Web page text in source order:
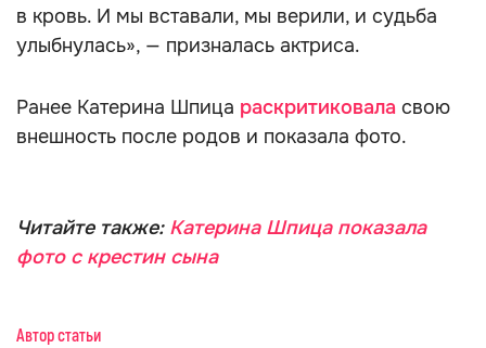
в кровь. И мы вставали, мы верили, и судьба
улыбнулась», — призналась актриса.
Ранее Катерина Шпица раскритиковала свою
внешность после родов и показала фото.
Читайте также: Катерина Шпица показала
фото с крестин сына
Автор статьи